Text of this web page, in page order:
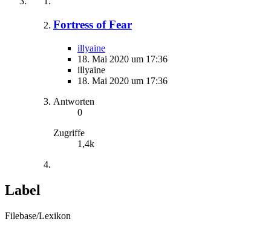
Fortress of Fear
illyaine
18. Mai 2020 um 17:36
illyaine
18. Mai 2020 um 17:36
Antworten
0
Zugriffe
1,4k
Label
Filebase/Lexikon